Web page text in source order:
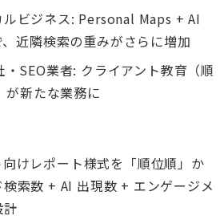
ビジネス: Personal Maps + AI
近隣検索の重みがさらに増加
・SEO業者: クライアント教育（順
が新たな業務に
けレポート様式を「順位順」か
索数 + AI 出現数 + エンゲージメ
計